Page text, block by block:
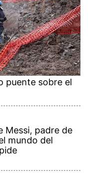
puente sobre el
Messi, padre de
mundo del